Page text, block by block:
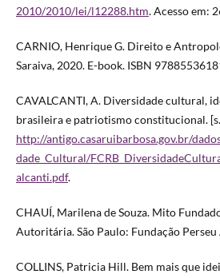
2010/2010/lei/l12288.htm. Acesso em:
CARNIO, Henrique G. Direito e
Saraiva, 2020. E-book. ISBN
CAVALCANTI, A. Diversidade cultural,
brasileira e patriotismo constitucional.
http://antigo.casaruibarbosa.gov.br/
dade_Cultural/
alcanti.pdf.
CHAUÍ, Marilena de Souza. Mito
Autoritária. São Paulo: Fundação
COLLINS, Patricia Hill. Bem mais que